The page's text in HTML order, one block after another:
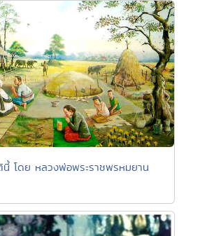
นี้ โดย หลวงพ่อพระราชพรหมยาน